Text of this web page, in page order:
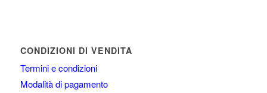
CONDIZIONI DI VENDITA
Termini e condizioni
Modalità di pagamento